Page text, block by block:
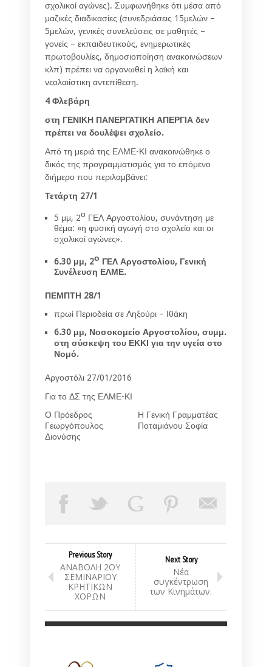
σχολικοί αγώνες). Συμφωνήθηκε ότι μέσα από
μαζικές διαδικασίες (συνεδριάσεις 15μελών –
5μελών, γενικές συνελεύσεις σε μαθητές –
γονείς – εκπαιδευτικούς, ενημερωτικές
πρωτοβουλίες, δημοσιοποίηση ανακοινώσεων
κλπ) πρέπει να οργανωθεί η λαϊκή και
νεολαιίστικη αντεπίθεση.
4 Φλεβάρη
στη ΓΕΝΙΚΗ ΠΑΝΕΡΓΑΤΙΚΗ ΑΠΕΡΓΙΑ δεν
πρέπει να δουλέψει σχολείο.
Από τη μεριά της ΕΛΜΕ-ΚΙ ανακοινώθηκε ο
δικός της προγραμματισμός για το επόμενο
διήμερο που περιλαμβάνει:
Τετάρτη 27/1
5 μμ, 2ο ΓΕΛ Αργοστολίου, συνάντηση με
θέμα: «η φυσική αγωγή στο σχολείο και οι
σχολικοί αγώνες».
6.30 μμ, 2ο ΓΕΛ Αργοστολίου, Γενική
Συνέλευση ΕΛΜΕ.
ΠΕΜΠΤΗ 28/1
πρωί Περιοδεία σε Ληξούρι – Ιθάκη
6.30 μμ, Νοσοκομείο Αργοστολίου, συμμ.
στη σύσκεψη του ΕΚΚΙ για την υγεία στο
Νομό.
Αργοστόλι 27/01/2016
Για το ΔΣ της ΕΛΜΕ-ΚΙ
Ο Πρόεδρος
Η Γενική Γραμματέας
Γεωργόπουλος
Διονύσης
Ποταμιάνου Σοφία
Previous Story
ΑΝΑΒΟΛΗ 2ΟΥ
ΣΕΜΙΝΑΡΙΟΥ
ΚΡΗΤΙΚΩΝ
ΧΟΡΩΝ
Next Story
Νέα
συγκέντρωση
των Κινημάτων.